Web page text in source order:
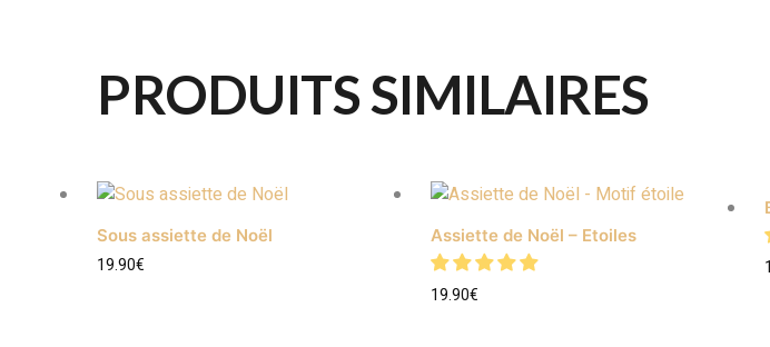
PRODUITS SIMILAIRES
Sous assiette de Noël
19.90€
Assiette de Noël – Etoiles
19.90€